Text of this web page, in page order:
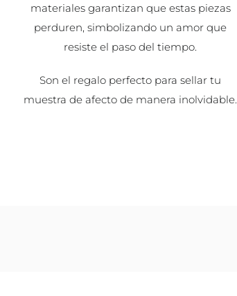
materiales garantizan que estas piezas
perduren, simbolizando un amor que
resiste el paso del tiempo.
Son el regalo perfecto para sellar tu
muestra de afecto de manera inolvidable.